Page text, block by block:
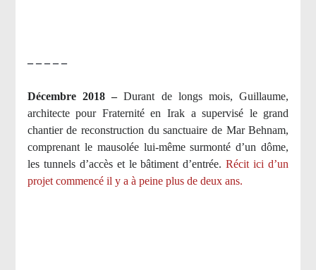
– – – – –
Décembre 2018 –Durant de longs mois, Guillaume,
architecte pour Fraternité en Irak a supervisé le grand
chantier de reconstruction du sanctuaire de Mar Behnam,
comprenant le mausolée lui-même surmonté d’un dôme,
les tunnels d’accès et le bâtiment d’entrée.Récit ici d’un
projet commencé il y a à peine plus de deux ans.